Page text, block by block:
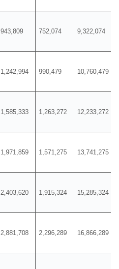
943,809 752,074 9,322,074
1,242,994 990,479 10,760,479
1,585,333 1,263,272 12,233,272
1,971,859 1,571,275 13,741,275
2,403,620 1,915,324 15,285,324
2,881,708 2,296,289 16,866,289